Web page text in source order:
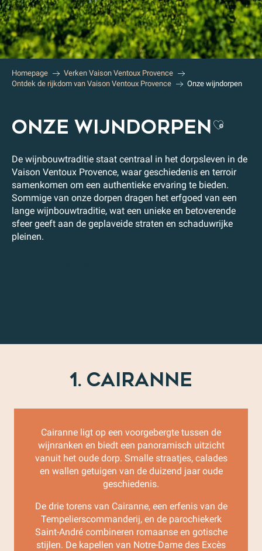
Homepage
Verken Vaison Ventoux Provence
Ontdek de rijkdom van Vaison Ventoux Provence
Onze wijndorpen
ONZE WIJNDORPEN
De wijnbouwtraditie staat centraal in het dorpsleven in de
Vaison Ventoux Provence, waar geschiedenis en terroir
samenkomen om een authentieke ervaring te bieden.
Sommige van onze dorpen dragen het erfgoed van een
lange wijnbouwtraditie, wat een unieke en betoverende
sfeer geeft aan de geplaveide straten en schaduwrijke
pleinen.
1. CAIRANNE
Cairanne ligt op een voorgebergte tussen de
wijnranken en biedt een panoramisch uitzicht
vanuit het oude dorp. Smalle straatjes, calades
en wallen getuigen van de duizend jaar oude
geschiedenis.
De drie torens van Cairanne, een erfenis van de
Tempelierscommanderij, en de parochiekerk
Saint-André combineren romaanse en gotische
stijlen. De kapellen van Notre-Dame des Excès